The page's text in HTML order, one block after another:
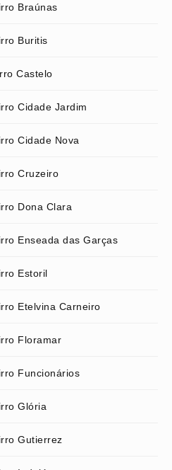
Braúnas
Buritis
Castelo
Cidade Jardim
Cidade Nova
Cruzeiro
Dona Clara
Enseada das Garças
Estoril
Etelvina Carneiro
Floramar
Funcionários
Glória
Gutierrez